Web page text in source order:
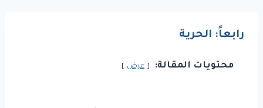
رابعاً: الحرية
محتويات المقالة: عرض